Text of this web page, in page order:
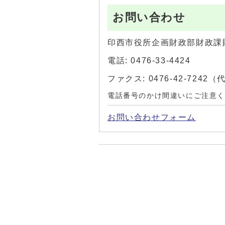
お問い合わせ
印西市役所企画財政部財政課
電話: 0476-33-4424
ファクス: 0476-42-7242（代
電話番号のかけ間違いにご注意く
お問い合わせフォーム